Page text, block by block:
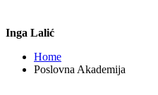
Inga Lalić
Home
Poslovna Akademija